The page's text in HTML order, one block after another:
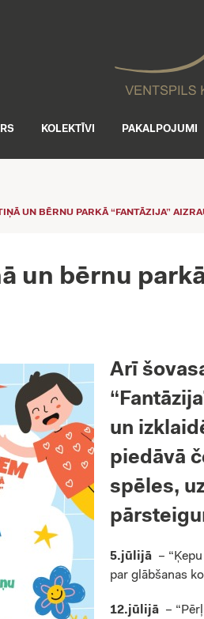
KOLEKTĪVI PAKALPOJUMI
UN BĒRNU PARKĀ “FANTĀZIJA”
un bērnu
Arī
un
piedāvā
spēles,
5.jūlijā –
par glābšanas
12.jūlijā –